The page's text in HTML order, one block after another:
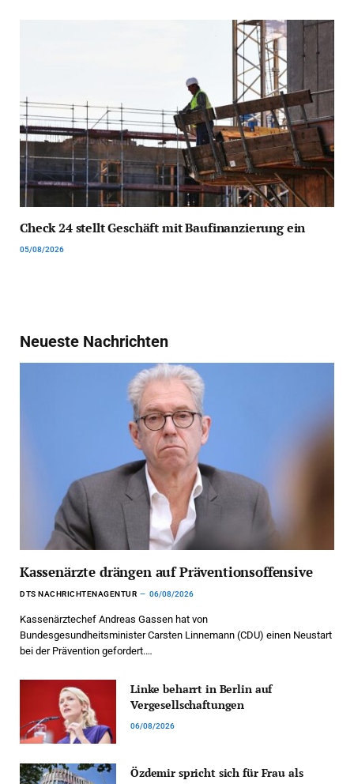
Check 24 stellt Geschäft mit Baufinanzierung ein
05/08/2026
Neueste Nachrichten
Kassenärzte drängen auf Präventionsoffensive
DTS NACHRICHTENAGENTUR 06/08/2026
Kassenärztechef Andreas Gassen hat von
Bundesgesundheitsminister Carsten Linnemann (CDU) einen Neustart
bei der Prävention gefordert.…
Linke beharrt in Berlin auf
Vergesellschaftungen
06/08/2026
Özdemir spricht sich für Frau als